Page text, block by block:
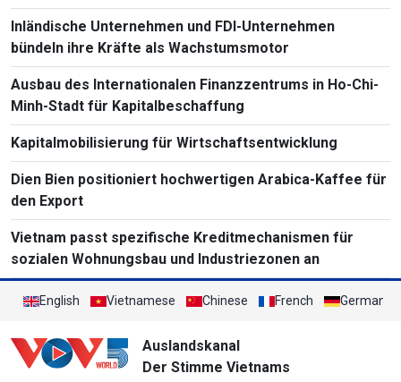
Inländische Unternehmen und FDI-Unternehmen
bündeln ihre Kräfte als Wachstumsmotor
Ausbau des Internationalen Finanzzentrums in Ho-Chi-
Minh-Stadt für Kapitalbeschaffung
Kapitalmobilisierung für Wirtschaftsentwicklung
Dien Bien positioniert hochwertigen Arabica-Kaffee für
den Export
Vietnam passt spezifische Kreditmechanismen für
sozialen Wohnungsbau und Industriezonen an
English Vietnamese Chinese French German
Auslandskanal
Der Stimme Vietnams